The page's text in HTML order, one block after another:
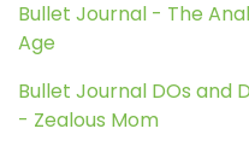
Bullet Journal - The
Age
Bullet Journal DOs and
- Zealous Mom